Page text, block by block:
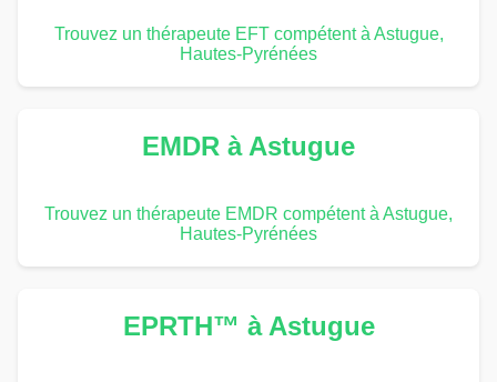
Trouvez un thérapeute EFT compétent à Astugue,
Hautes-Pyrénées
EMDR à Astugue
Trouvez un thérapeute EMDR compétent à Astugue,
Hautes-Pyrénées
EPRTH™ à Astugue